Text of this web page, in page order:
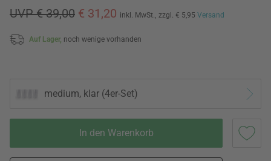
UVP € 39,00 € 31,20 inkl. MwSt., zzgl. € 5,95 Versand
Auf Lager, noch wenige vorhanden
medium, klar (4er-Set)
In den Warenkorb